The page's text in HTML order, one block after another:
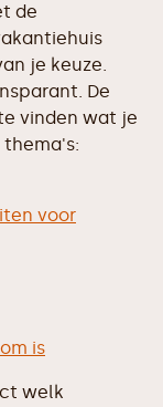
de
je keuze.
De
vinden wat je
thema's:
voor
is
welk